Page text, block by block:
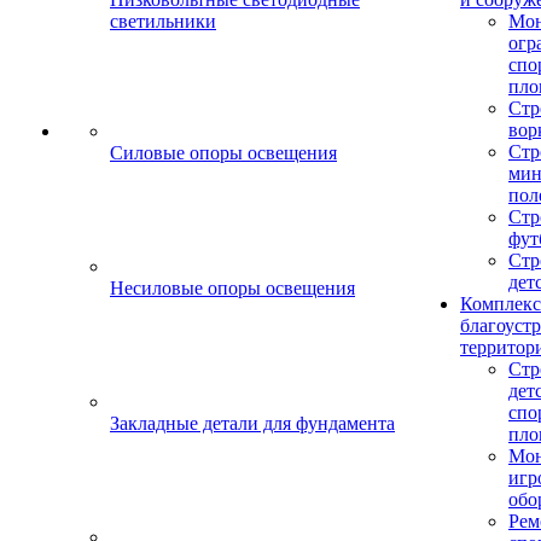
светильники
Силовые опоры освещения
Несиловые опоры освещения
Закладные детали для фундамента